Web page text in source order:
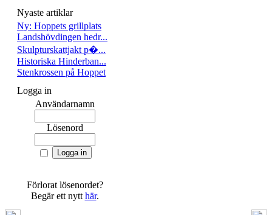
Nyaste artiklar
Ny: Hoppets grillplats
Landshövdingen hedr...
Skulpturskattjakt p�...
Historiska Hinderban...
Stenkrossen på Hoppet
Logga in
Användarnamn
Lösenord
Förlorat lösenordet?
Begär ett nytt här.